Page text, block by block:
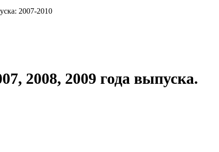
2007-2010
2008, 2009 года выпуска.